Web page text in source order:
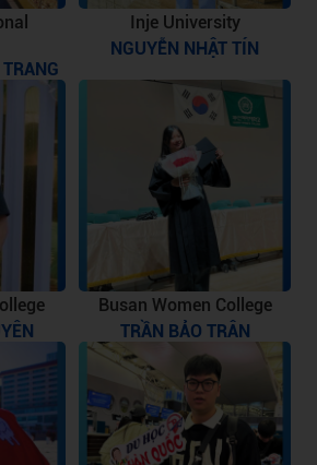
Inje University
NGUYỄN NHẬT TÍN
Busan Women College
TRẦN BẢO TRÂN